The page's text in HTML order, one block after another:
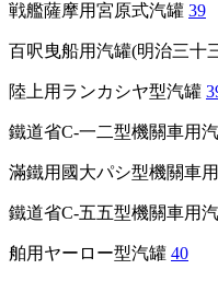
戦艦薩摩用宮原式汽罐 39
百呎曳船用汽罐(明治三十
陸上用ランカシヤ型汽罐
鐵道省C-一二型機關車用
滿鐵用國大パシ型機關車
鐵道省C-五五型機關車用
舶用ヤーロー型汽罐 40